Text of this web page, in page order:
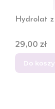
Hydrolat z
Cena
29,00 zł
Do